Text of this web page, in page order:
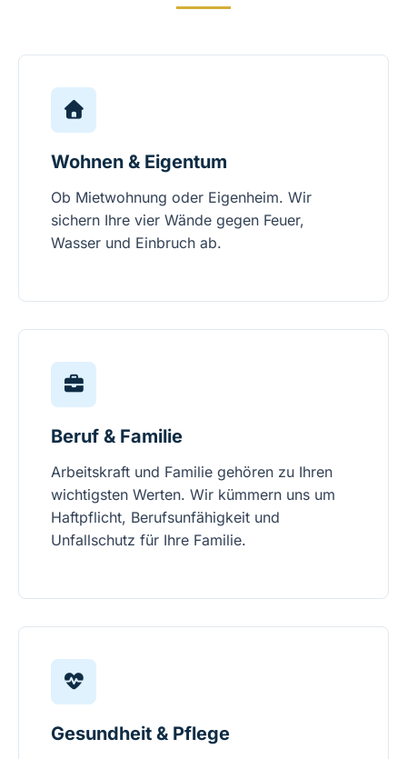
Wohnen & Eigentum
Ob Mietwohnung oder Eigenheim. Wir
sichern Ihre vier Wände gegen Feuer,
Wasser und Einbruch ab.
Beruf & Familie
Arbeitskraft und Familie gehören zu Ihren
wichtigsten Werten. Wir kümmern uns um
Haftpflicht, Berufsunfähigkeit und
Unfallschutz für Ihre Familie.
Gesundheit & Pflege